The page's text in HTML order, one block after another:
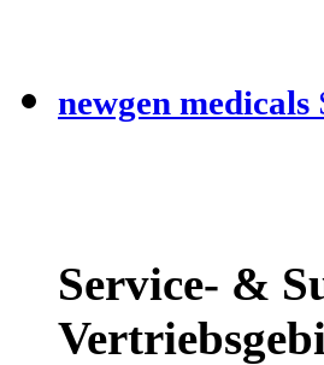
newgen medicals
Service- &